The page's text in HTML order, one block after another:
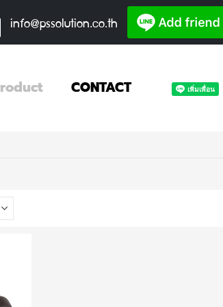
info@pssolution.co.th
CONTACT